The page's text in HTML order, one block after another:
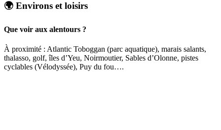
🌍 Environs et loisirs
Que voir aux alentours ?
À proximité : Atlantic Toboggan (parc aquatique), marais salants,
thalasso, golf, îles d’Yeu, Noirmoutier, Sables d’Olonne, pistes
cyclables (Vélodyssée), Puy du fou….